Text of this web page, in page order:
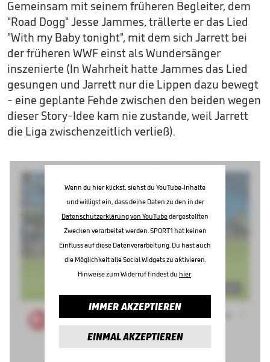
Gemeinsam mit seinem früheren Begleiter, dem
"Road Dogg" Jesse Jammes, trällerte er das Lied
"With my Baby tonight", mit dem sich Jarrett bei
der früheren WWF einst als Wundersänger
inszenierte (In Wahrheit hatte Jammes das Lied
gesungen und Jarrett nur die Lippen dazu bewegt
- eine geplante Fehde zwischen den beiden wegen
dieser Story-Idee kam nie zustande, weil Jarrett
die Liga zwischenzeitlich verließ).
Wenn du hier klickst, siehst du YouTube-Inhalte
und willigst ein, dass deine Daten zu den in der
Datenschutzerklärung von YouTubedargestellten
Zwecken verarbeitet werden. SPORT1 hat keinen
Einfluss auf diese Datenverarbeitung. Du hast auch
die Möglichkeit alle Social Widgets zu aktivieren.
Hinweise zum Widerruf findest du hier.
IMMER AKZEPTIEREN
EINMAL AKZEPTIEREN